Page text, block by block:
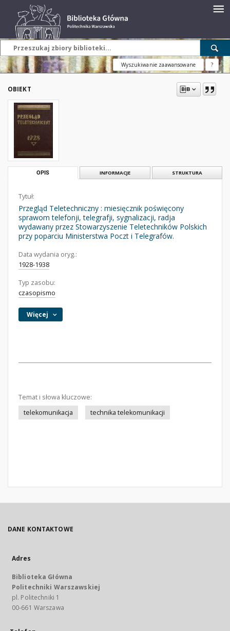
Wyszukiwanie zaawansowane ?
OBIEKT
OPIS INFORMACJE STRUKTURA
Tytuł:
Przegląd Teletechniczny : miesięcznik poświęcony
sprawom telefonji, telegrafji, sygnalizacji, radja
wydawany przez Stowarzyszenie Teletechników Polskich
przy poparciu Ministerstwa Poczt i Telegrafów.
Data wydania oryg.:
1928-1938
Typ zasobu:
czasopismo
Więcej
Temat i słowa kluczowe:
telekomunikacja
technika telekomunikacji
DANE KONTAKTOWE
Adres
Biblioteka Główna
Politechniki Warszawskiej
pl. Politechniki 1
00-661 Warszawa